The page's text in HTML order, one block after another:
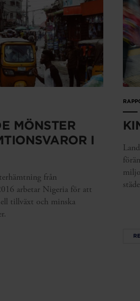
MÖNSTER
I
från
arbetar Nigeria för att
tillväxt och minska